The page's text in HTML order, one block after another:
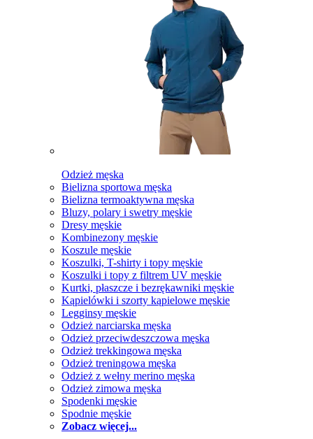
Odzież męska
Bielizna sportowa męska
Bielizna termoaktywna męska
Bluzy, polary i swetry męskie
Dresy męskie
Kombinezony męskie
Koszule męskie
Koszulki, T-shirty i topy męskie
Koszulki i topy z filtrem UV męskie
Kurtki, płaszcze i bezrękawniki męskie
Kąpielówki i szorty kąpielowe męskie
Legginsy męskie
Odzież narciarska męska
Odzież przeciwdeszczowa męska
Odzież trekkingowa męska
Odzież treningowa męska
Odzież z wełny merino męska
Odzież zimowa męska
Spodenki męskie
Spodnie męskie
Zobacz więcej...